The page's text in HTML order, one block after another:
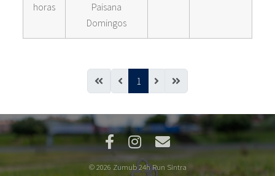
horas
Paisana
Domingos
1
© 2026 Zumub 24h Run Sintra